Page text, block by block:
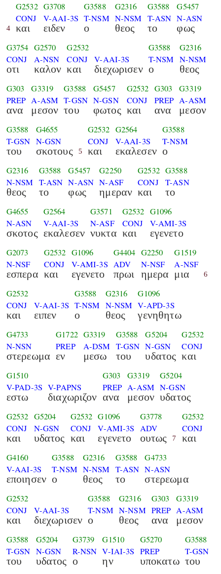
4
G2532
CONJ
και
G3708
V-AAI-3S
ειδεν
G3588
T-NSM
ο
G2316
N-NSM
θεος
G3588
T-ASN
το
G5457
N-ASN
φως
G3754
CONJ
οτι
G2570
A-NSN
καλον
G2532
CONJ
και
V-AAI-3S
διεχωρισεν
G3588
T-NSM
ο
G2316
N-NSM
θεος
G303
PREP
ανα
G3319
A-ASM
μεσον
G3588
T-GSN
του
G5457
N-GSN
φωτος
G2532
CONJ
και
G303
PREP
ανα
G3319
A-ASM
μεσον
G3588
T-GSN
του
G4655
N-GSN
σκοτους 5
G2532
CONJ
και
G2564
V-AAI-3S
εκαλεσεν
G3588
T-NSM
ο
G2316
N-NSM
θεος
G3588
T-ASN
το
G5457
N-ASN
φως
G2250
N-ASF
ημεραν
G2532
CONJ
και
G3588
T-ASN
το
G4655
N-ASN
σκοτος
G2564
V-AAI-3S
εκαλεσεν
G3571
N-ASF
νυκτα
G2532
CONJ
και
G1096
V-AMI-3S
εγενετο
G2073
N-NSF
εσπερα
G2532
CONJ
και
G1096
V-AMI-3S
εγενετο
G4404
ADV
πρωι
G2250
N-NSF
ημερα
G1519
A-NSF
μια 6
G2532
CONJ
και
V-AAI-3S
ειπεν
G3588
T-NSM
ο
G2316
N-NSM
θεος
G1096
V-APD-3S
γενηθητω
G4733
N-NSN
στερεωμα
G1722
PREP
εν
G3319
A-DSM
μεσω
G3588
T-GSN
του
G5204
N-GSN
υδατος
G2532
CONJ
και
G1510
V-PAD-3S
εστω
V-PAPNS
διαχωριζον
G303
PREP
ανα
G3319
A-ASM
μεσον
G5204
N-GSN
υδατος
G2532
CONJ
και
G5204
N-GSN
υδατος
G2532
CONJ
και
G1096
V-AMI-3S
εγενετο
G3778
ADV
ουτως 7
G2532
CONJ
και
G4160
V-AAI-3S
εποιησεν
G3588
T-NSM
ο
G2316
N-NSM
θεος
G3588
T-ASN
το
G4733
N-ASN
στερεωμα
G2532
CONJ
και
V-AAI-3S
διεχωρισεν
G3588
T-NSM
ο
G2316
N-NSM
θεος
G303
PREP
ανα
G3319
A-ASM
μεσον
G3588
T-GSN
του
G5204
N-GSN
υδατος
G3739
R-NSN
ο
G1510
V-IAI-3S
ην
G5270
PREP
υποκατω
G3588
T-GSN
του